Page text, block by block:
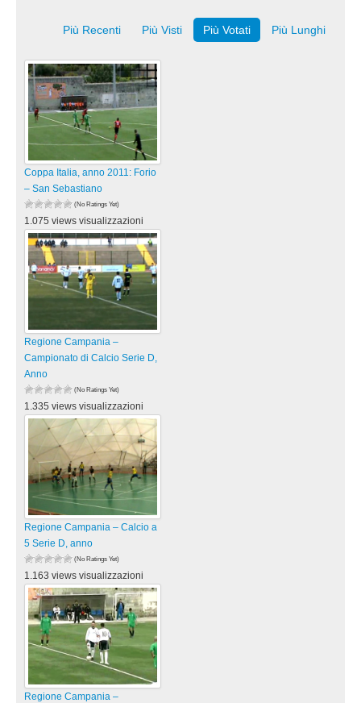
Più Recenti Più Visti Più Votati Più Lunghi
Coppa Italia, anno 2011: Forio
– San Sebastiano
(No Ratings Yet)
1.075 views visualizzazioni
Regione Campania –
Campionato di Calcio Serie D,
Anno
(No Ratings Yet)
1.335 views visualizzazioni
Regione Campania – Calcio a
5 Serie D, anno
(No Ratings Yet)
1.163 views visualizzazioni
Regione Campania –